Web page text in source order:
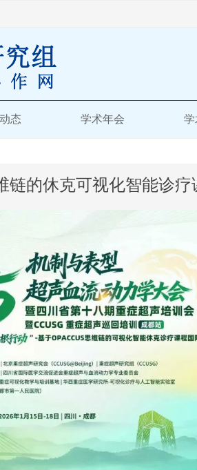
态 学术年会 学
链的休克可视化智能诊